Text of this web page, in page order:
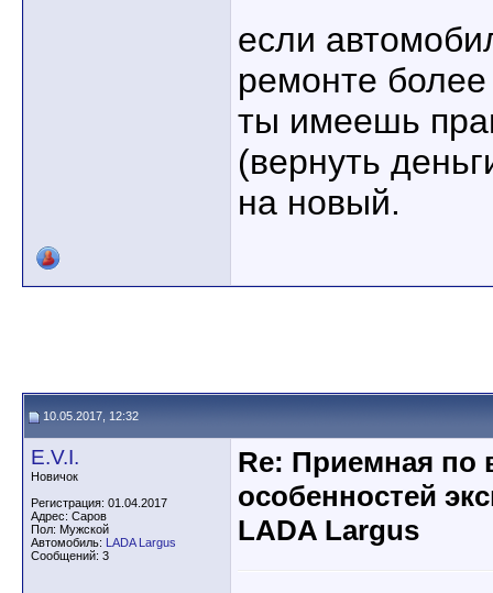
если
ремонте
ты имеешь
(вернуть
на новый.
10.05.2017, 12:32
E.V.I.
Новичок
Регистрация: 01.04.2017
Адрес: Саров
Пол: Мужской
Автомобиль: LADA Largus
Сообщений: 3
Re: Приемная по
особенностей
LADA Largus